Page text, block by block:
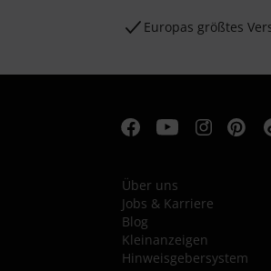
Europas größtes
Über uns
Jobs & Karriere
Blog
Kleinanzeigen
Hinweisgebersystem